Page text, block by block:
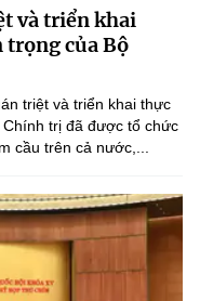
Công Nghệ
hành lại thông tin từ
và triển khai
của Bộ
triệt và triển khai thực
trị đã được tổ chức
cầu trên cả nước,...